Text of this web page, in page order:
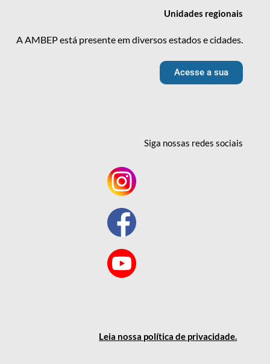
Unidades regionais
A AMBEP está presente em diversos estados e cidades.
Acesse a sua
Siga nossas redessociais
Leia nossa política de privacidade.